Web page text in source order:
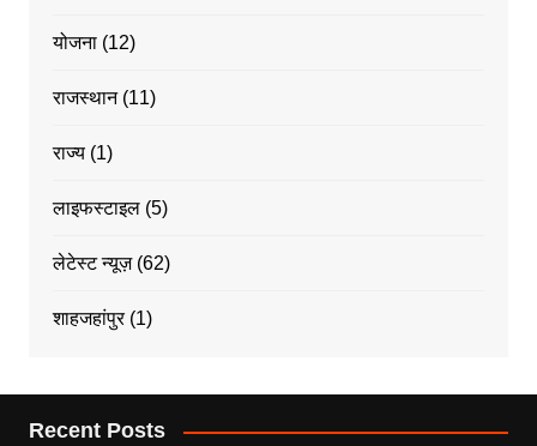
योजना(12)
राजस्थान(11)
राज्य(1)
लाइफस्टाइल(5)
लेटेस्ट न्यूज़(62)
शाहजहांपुर(1)
Recent Posts